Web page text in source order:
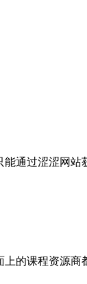
通过涩涩网
的课程资源